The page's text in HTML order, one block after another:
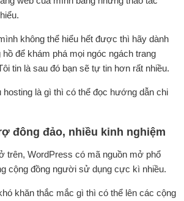
không thể hiểu hết được thì hãy dành
để khám phá mọi ngóc ngách trang
tin là sau đó bạn sẽ tự tin hơn rất nhiều.
hosting là gì thì có thể đọc hướng dẫn chi
đông đảo, nhiều kinh nghiệm
trên, WordPress có mã nguồn mở phổ
cộng đồng người sử dụng cực kì nhiều.
khăn thắc mắc gì thì có thể lên các cộng